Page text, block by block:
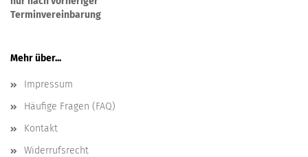
Terminvereinbarung
Mehr über...
Impressum
Häufige Fragen (FAQ)
Kontakt
Widerrufsrecht